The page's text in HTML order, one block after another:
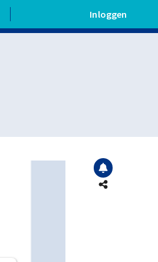
Inloggen